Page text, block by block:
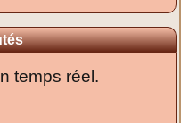
temps réel.